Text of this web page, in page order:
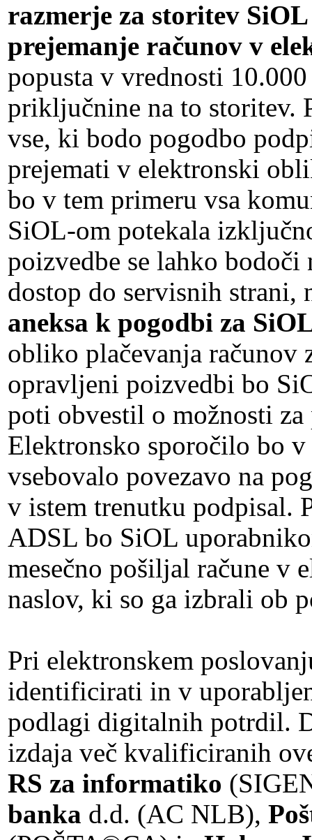
razmerje za storitev
prejemanje računov v
popusta v vrednosti
priključnine na to storitev.
vse, ki bodo pogodbo
prejemati v elektronski
bo v tem primeru vsa
SiOL-om potekala
poizvedbe se lahko
dostop do servisnih strani,
aneksa k pogodbi za
obliko plačevanja računov
opravljeni poizvedbi bo
poti obvestil o možnosti
Elektronsko sporočilo bo
vsebovalo povezavo na
v istem trenutku podpisal.
ADSL bo SiOL
mesečno pošiljal račune v
naslov, ki so ga izbrali ob
Pri elektronskem
identificirati in v
podlagi digitalnih potrdil.
izdaja več kvalificiranih
RS za informatiko
banka d.d. (AC NLB),